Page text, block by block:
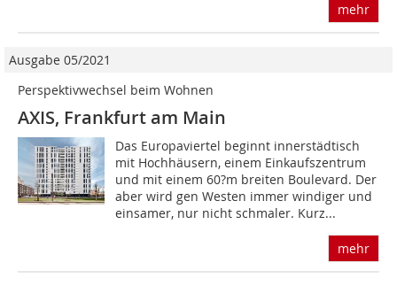
mehr
Ausgabe 05/2021
Perspektivwechsel beim Wohnen
AXIS, Frankfurt am Main
Das Europaviertel beginnt innerstädtisch
mit Hochhäusern, einem Einkaufszentrum
und mit einem 60?m breiten Boulevard. Der
aber wird gen Westen immer windiger und
einsamer, nur nicht schmaler. Kurz...
mehr